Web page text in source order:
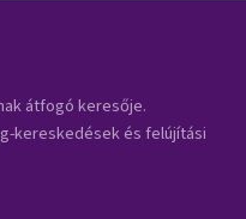
átfogó keresője.
kereskedések és felújítási